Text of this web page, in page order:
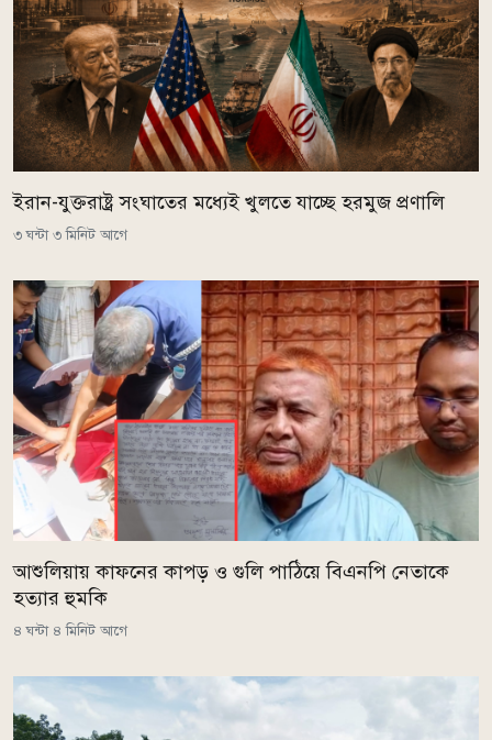
ইরান-যুক্তরাষ্ট্র সংঘাতের মধ্যেই খুলতে যাচ্ছে হরমুজ প্রণালি
৩ ঘন্টা ৩ মিনিট আগে
আশুলিয়ায় কাফনের কাপড় ও গুলি পাঠিয়ে বিএনপি নেতাকে
হত্যার হুমকি
৪ ঘন্টা ৪ মিনিট আগে